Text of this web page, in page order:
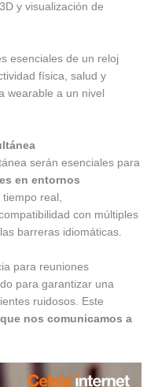
y visualización de
esenciales de un reloj
física, salud y
wearable a un nivel
serán esenciales para
en entornos
tiempo real,
con múltiples
barreras idiomáticas.
para reuniones
para garantizar una
ruidosos. Este
nos comunicamos a